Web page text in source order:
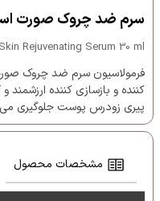
سرم ضد چروک صورت اسکن
Rejuvenating Serum 30 ml
فرمولاسیون سرم ضد چروک
کننده و بازسازی کننده
پیری زودرس پوست جلوگیری
مشخصات محصول